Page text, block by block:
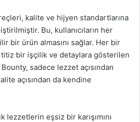
kalite ve hijyen standartlarına
Bu, kullanıcıların her
bir ürün almasını sağlar. Her bir
titiz bir işçilik ve detaylara gösterilen
sadece lezzet açısından
açısından da kendine
lezzetlerin eşsiz bir karışımını